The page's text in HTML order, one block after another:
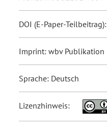
DOI (E-Paper-Teilbeitrag):
Imprint: wbv Publikation
Sprache: Deutsch
Lizenzhinweis: